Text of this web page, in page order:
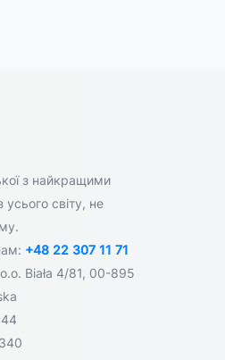
з найкращими
світу, не
+48 22 307 11 71
Biała 4/81, 00-895